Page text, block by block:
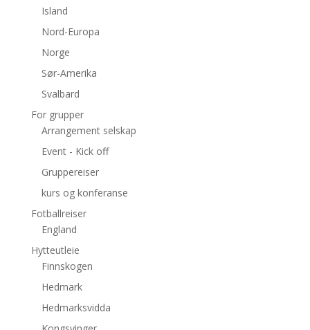
Island
Nord-Europa
Norge
Sør-Amerika
Svalbard
For grupper
Arrangement selskap
Event - Kick off
Gruppereiser
kurs og konferanse
Fotballreiser
England
Hytteutleie
Finnskogen
Hedmark
Hedmarksvidda